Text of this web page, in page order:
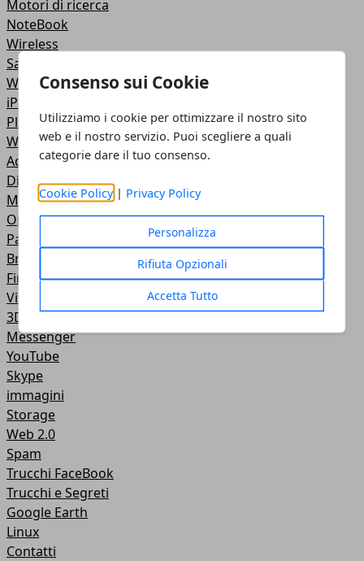
Consenso sui Cookie
Utilizziamo i cookie per ottimizzare il nostro sito
web e il nostro servizio. Puoi scegliere a quali
categorie dare il tuo consenso.
Cookie Policy | Privacy Policy
Personalizza
Rifiuta Opzionali
Accetta Tutto
Motori di ricerca
NoteBook
Wireless
Samsung
Web Master
iPod
PlayStation
Wallpapers
Adobe
Dispositivi USB
Masterizzazione
Open Source
PayPal
Browser
Firefox
Virus
3D
Messenger
YouTube
Skype
immagini
Storage
Web 2.0
Spam
Trucchi FaceBook
Trucchi e Segreti
Google Earth
Linux
Contatti